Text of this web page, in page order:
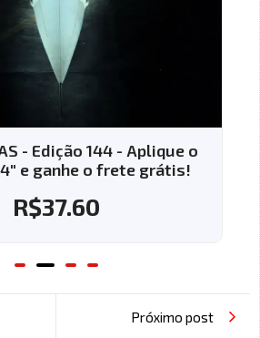
- Edição 144 - Aplique o
e ganhe o frete grátis!
R$37.60
Próximo post